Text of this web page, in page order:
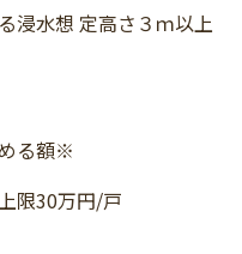
浸水想 定高さ３ｍ以上
る額※
限30万円/戸